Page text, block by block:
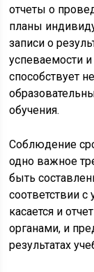
отчеты о
планы
записи о
успеваемости
способствует
обучения.
Соблюдение
одно важное
быть
соответствии
касается и
органами, и
результатах